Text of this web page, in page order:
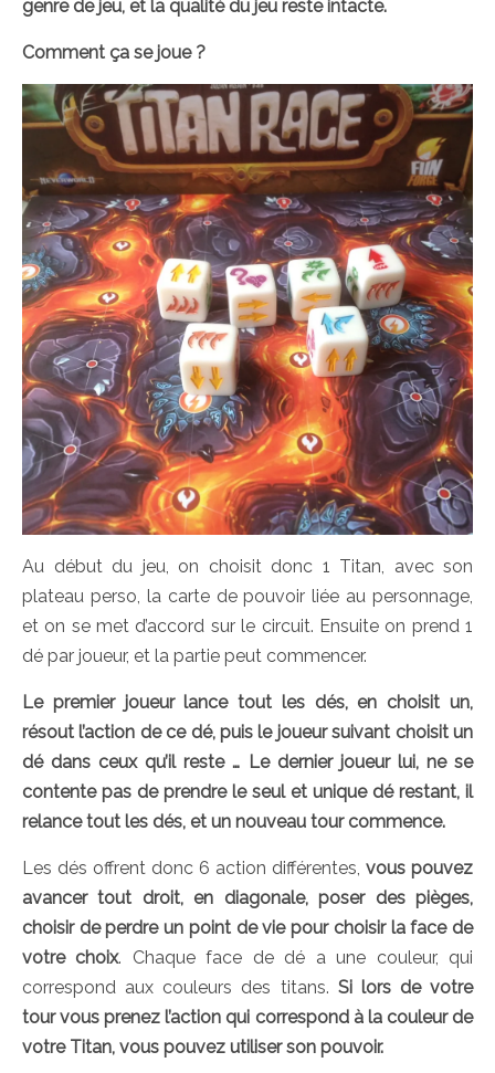
genre de jeu, et la qualité du jeu reste intacte.
Comment ça se joue ?
Au début du jeu, on choisit donc 1 Titan, avec son
plateau perso, la carte de pouvoir liée au personnage,
et on se met d’accord sur le circuit. Ensuite on prend 1
dé par joueur, et la partie peut commencer.
Le premier joueur lance tout les dés, en choisit un,
résout l’action de ce dé, puis le joueur suivant choisit un
dé dans ceux qu’il reste … Le dernier joueur lui, ne se
contente pas de prendre le seul et unique dé restant, il
relance tout les dés, et un nouveau tour commence.
Les dés offrent donc 6 action différentes, vous pouvez
avancer tout droit, en diagonale, poser des pièges,
choisir de perdre un point de vie pour choisir la face de
votre choix. Chaque face de dé a une couleur, qui
correspond aux couleurs des titans. Si lors de votre
tour vous prenez l’action qui correspond à la couleur de
votre Titan, vous pouvez utiliser son pouvoir.